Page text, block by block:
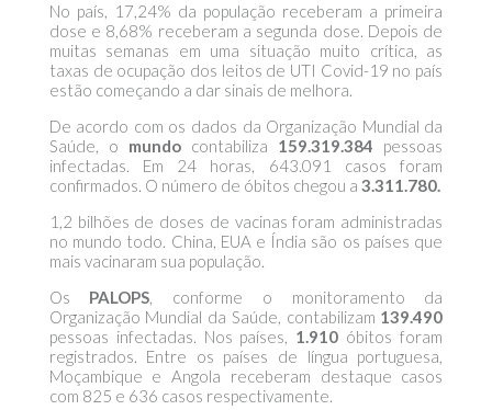
No país, 17,24% da população receberam a primeira
dose e 8,68% receberam a segunda dose. Depois de
muitas semanas em uma situação muito crítica, as
taxas de ocupação dos leitos de UTI Covid-19 no país
estão começando a dar sinais de melhora.
De acordo com os dados da Organização Mundial da
Saúde, o mundo contabiliza 159.319.384 pessoas
infectadas. Em 24 horas, 643.091 casos foram
confirmados. O número de óbitos chegou a 3.311.780.
1,2 bilhões de doses de vacinas foram administradas
no mundo todo. China, EUA e Índia são os países que
mais vacinaram sua população.
Os PALOPS, conforme o monitoramento da
Organização Mundial da Saúde, contabilizam 139.490
pessoas infectadas. Nos países, 1.910 óbitos foram
registrados. Entre os países de língua portuguesa,
Moçambique e Angola receberam destaque casos
com 825 e 636 casos respectivamente.